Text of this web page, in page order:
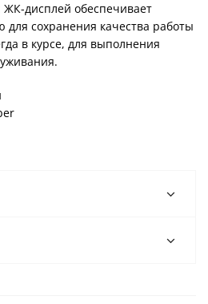
дисплей обеспечивает
сохранения качества работы
в курсе, для выполнения